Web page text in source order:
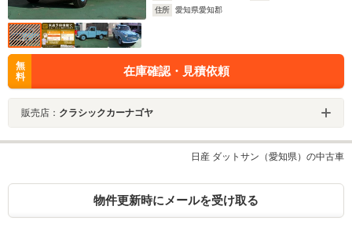
住所
愛知県愛知郡
無
料
在庫確認・見積依頼
販売店： クラシックカーナゴヤ
日産 ダットサン（愛知県）の中古車
物件更新時にメールを受け取る